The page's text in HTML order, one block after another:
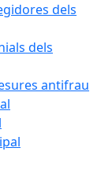
dels
dels
antifrau